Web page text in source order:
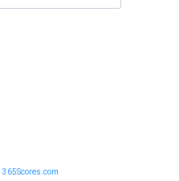
365Scores.com